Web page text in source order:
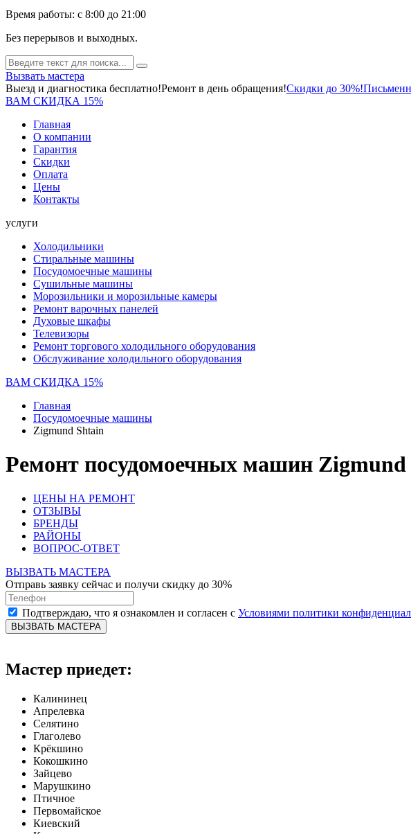
Время работы: c 8:00 до 21:00
Без перерывов и выходных.
Вызвать мастера
Выезд и диагностика бесплатно!Ремонт в день обращения!Скидки до 30%!
ВАМ СКИДКА 15%
Главная
О компании
Гарантия
Скидки
Оплата
Цены
Контакты
услуги
Холодильники
Стиральные машины
Посудомоечные машины
Сушильные машины
Морозильники и морозильные камеры
Ремонт варочных панелей
Духовые шкафы
Телевизоры
Ремонт торгового холодильного оборудования
Обслуживание холодильного оборудования
ВАМ СКИДКА 15%
Главная
Посудомоечные машины
Zigmund Shtain
Ремонт посудомоечных машин Zigmund
ЦЕНЫ НА РЕМОНТ
ОТЗЫВЫ
БРЕНДЫ
РАЙОНЫ
ВОПРОС-ОТВЕТ
ВЫЗВАТЬ МАСТЕРА
Отправь заявку сейчас и получи скидку до 30%
Подтверждаю, что я ознакомлен и согласен с Условиями политики
ВЫЗВАТЬ МАСТЕРА
Мастер приедет:
Калининец
Апрелевка
Селятино
Глаголево
Крёкшино
Кокошкино
Зайцево
Марушкино
Птичное
Первомайское
Киевский